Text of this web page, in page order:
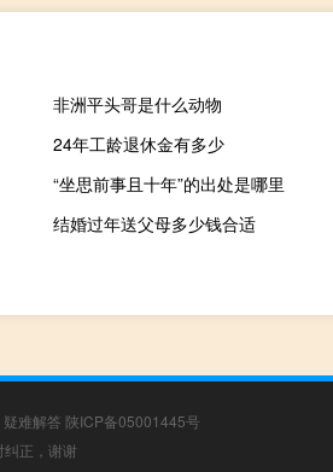
非洲平头哥是什么动物
24年工龄退休金有多少
“坐思前事且十年”的出处是哪里
结婚过年送父母多少钱合适
疑难解答 陕ICP备05001445号
正，谢谢